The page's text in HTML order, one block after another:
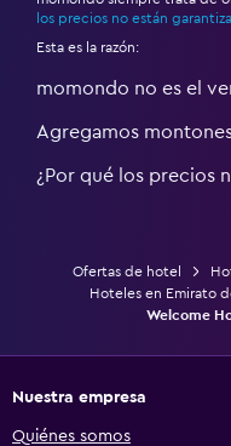
los precios no están
Esta es la razón:
momondo no es el
Agregamos
¿Por qué los precios
Ofertas de hotel
Hoteles en Emirato
Welcome
Nuestra empresa
Quiénes somos